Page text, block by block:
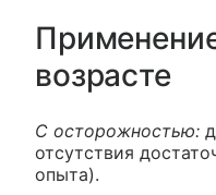
возрасте
С осторожностью:
отсутствия
опыта).